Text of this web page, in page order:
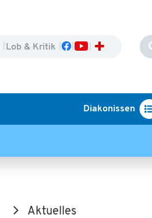
Lob & Kritik
Diakonissen
Aktuelles